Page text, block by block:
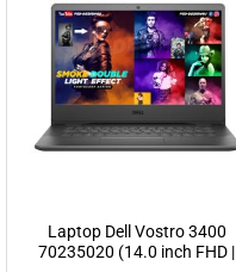
Laptop Dell Vostro 3400
70235020 (14.0 inch FHD |